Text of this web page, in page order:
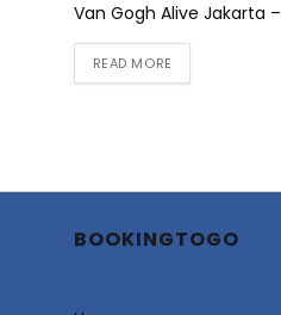
Van Gogh Alive Jakarta
READ MORE
BOOKINGTOGO